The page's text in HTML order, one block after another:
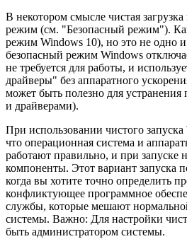
В некотором смысле чистая
режим (см. "Безопасный режим").
режим Windows 10), но это не одно
безопасный режим Windows
не требуется для работы, и
драйверы" без аппаратного
может быть полезно для
и драйверами).
При использовании чистого запуска
что операционная система и
работают правильно, и при запуске
компоненты. Этот вариант запуска
когда вы хотите точно определить
конфликтующее программное
службы, которые мешают
системы. Важно: Для настройки
быть администратором системы.